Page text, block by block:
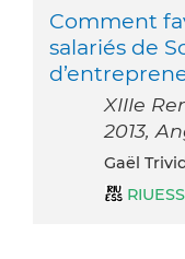
Comment
salariés de
XIIIe
2013,
Gaël
RIUESS